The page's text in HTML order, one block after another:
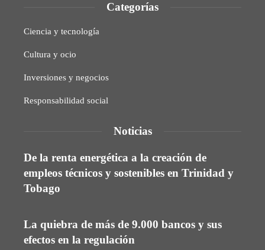
Categorías
Ciencia y tecnología
Cultura y ocio
Inversiones y negocios
Responsabilidad social
Noticias
De la renta energética a la creación de
empleos técnicos y sostenibles en Trinidad y
Tobago
La quiebra de más de 9.000 bancos y sus
efectos en la regulación